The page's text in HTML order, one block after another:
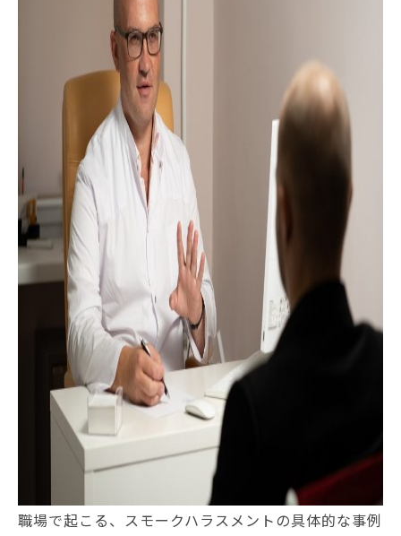
職場で起こる、スモークハラスメントの具体的な事例